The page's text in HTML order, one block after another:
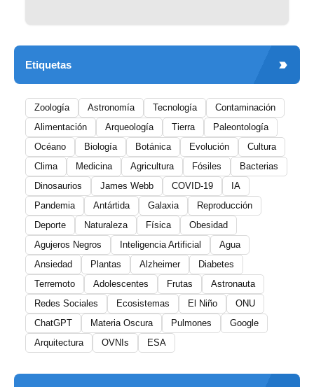
Etiquetas
Zoología Astronomía Tecnología
Contaminación
Alimentación
Arqueología Tierra
Paleontología
Océano
Biología Botánica Evolución
Cultura
Clima
Medicina Agricultura Fósiles
Bacterias
Dinosaurios
James Webb COVID-19
IA
Pandemia
Antártida Galaxia
Reproducción
Deporte
Naturaleza Física
Obesidad
Agujeros Negros
Inteligencia Artificial
Agua
Ansiedad
Plantas Alzheimer
Diabetes
Terremoto
Adolescentes Frutas
Astronauta
Redes Sociales
Ecosistemas El Niño
ONU
ChatGPT
Materia Oscura Pulmones
Google
Arquitectura
OVNIs ESA